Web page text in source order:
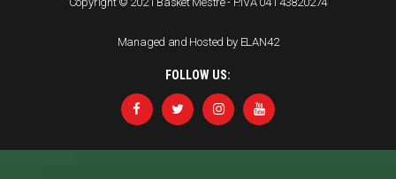
Managed and Hosted by ELAN42
FOLLOW US: